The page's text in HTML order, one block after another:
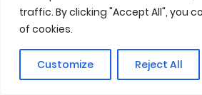
traffic. By clicking "Accept All", you
of cookies.
Customize Reject All